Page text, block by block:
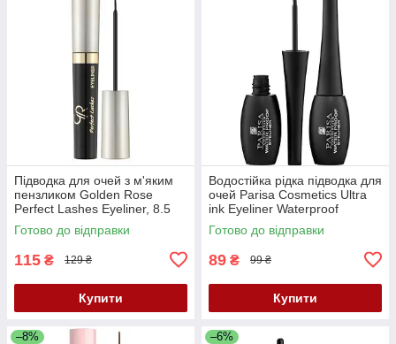
Підводка для очей з м'яким
пензликом Golden Rose
Perfect Lashes Eyeliner, 8.5
мл
Готово до відправки
115 ₴ 129 ₴
Купити
Водостійка рідка підводка для
очей Parisa Cosmetics Ultra
ink Eyeliner Waterproof
Готово до відправки
89 ₴ 99 ₴
Купити
–8% –6%